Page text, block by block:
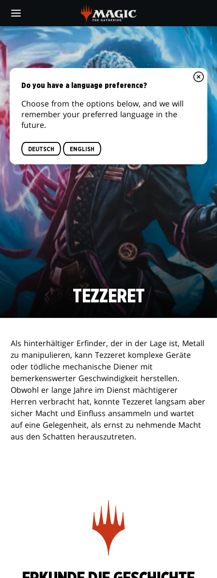
main
content
TEZZERET
Als hinterhältiger Erfinder, der in der Lage ist, Metall
zu manipulieren, kann Tezzeret komplexe Geräte
oder tödliche mechanische Diener mit
bemerkenswerter Geschwindigkeit herstellen.
Obwohl er lange Jahre im Dienst mächtigerer
Herren verbracht hat, konnte Tezzeret langsam aber
sicher Macht und Einfluss ansammeln und wartet
auf eine Gelegenheit, als ernst zu nehmende Macht
aus den Schatten herauszutreten.
Do you have a language preference?
Choose from the options below, and we will
remember your preferred language in the
future.
DEUTSCH ENGLISH